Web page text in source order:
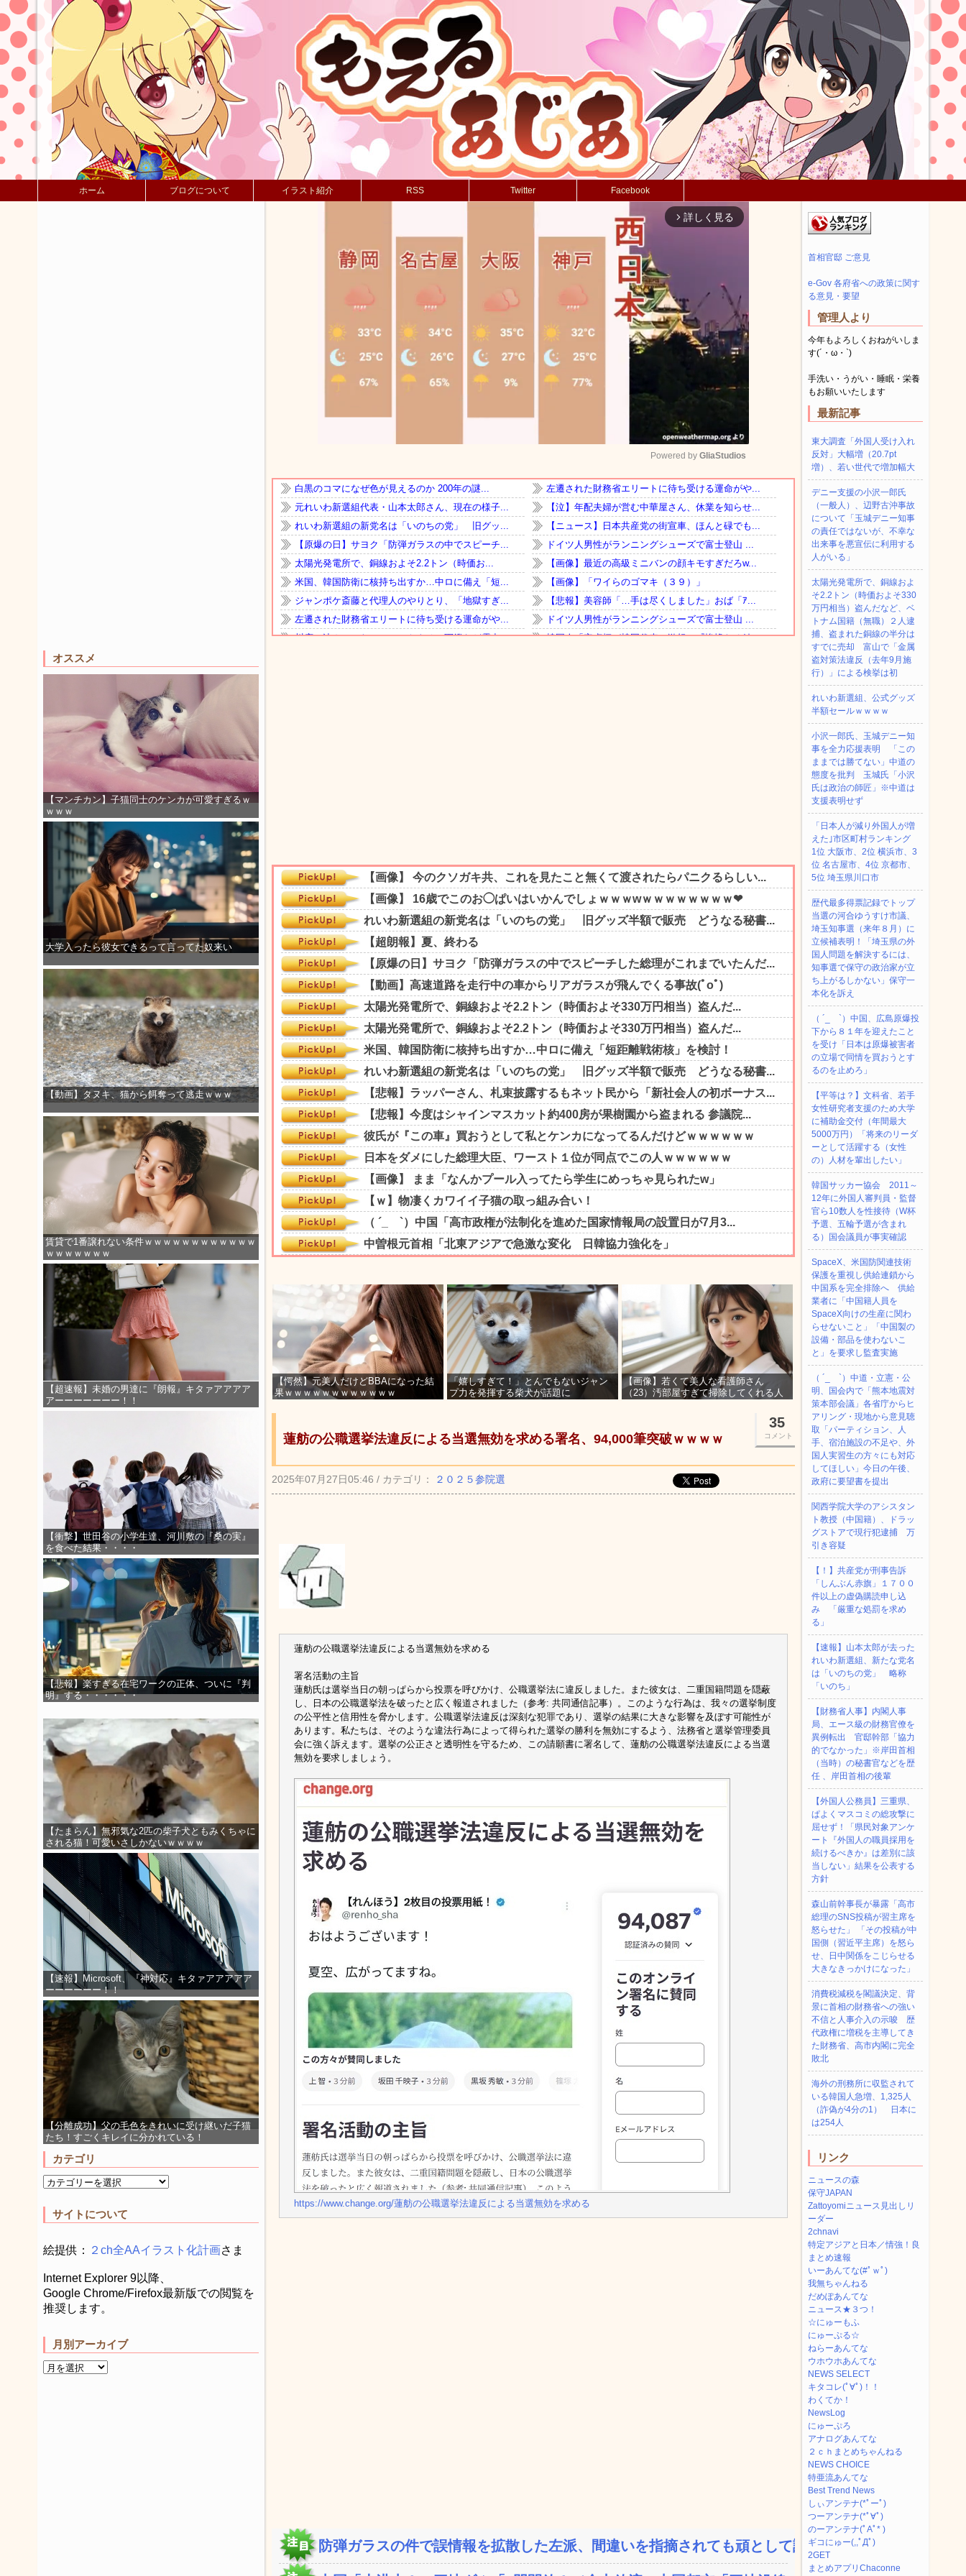
ホーム ブログについて イラスト紹介 RSS Twitter Facebook
オススメ
【マンチカン】子猫同士のケンカが可愛すぎるｗ
ｗｗｗ
大学入ったら彼女できるって言ってた奴来い
【動画】タヌキ、猫から餌奪って逃走ｗｗｗ
賃貸で1番譲れない条件ｗｗｗｗｗｗｗｗｗｗｗｗ
ｗｗｗｗｗｗｗ
【超速報】未婚の男達に『朗報』キタァアアアア
アーーーーーーー！！
【衝撃】世田谷の小学生達、河川敷の『桑の実』
を食べた結果・・・・
【悲報】楽すぎる在宅ワークの正体、ついに『判
明』する・・・・・・
【たまらん】無邪気な2匹の柴子犬ともみくちゃに
される猫！可愛いさしかないｗｗｗｗ
【速報】Microsoft、『神対応』キタァアアアアア
ーーーーーー！！
【分離成功】父の毛色をきれいに受け継いだ子猫
たち！すごくキレイに分かれている！
カテゴリ
サイトについて
絵提供： ２ch全AAイラスト化計画さま
Internet Explorer 9以降、
Google Chrome/Firefox最新版での閲覧を
推奨します。
月別アーカイブ
arrow_forward_ios 詳しく見る
Mute
Powered by GliaStudios
【愕然】元美人だけどBBAになった結
果ｗｗｗｗｗｗｗｗｗｗｗｗ
「嬉しすぎて！」とんでもないジャン
プ力を発揮する柴犬が話題に
【画像】若くて美人な看護師さん
（23）汚部屋すぎて掃除してくれる人
35
コメント
蓮舫の公職選挙法違反による当選無効を求める署名、94,000筆突破ｗｗｗｗ
2025年07月27日05:46 / カテゴリ： ２０２５参院選
蓮舫の公職選挙法違反による当選無効を求める
署名活動の主旨
蓮舫氏は選挙当日の朝っぱらから投票を呼びかけ、公職選挙法に違反しました。また彼女は、二重国籍問題を隠蔽
し、日本の公職選挙法を破ったと広く報道されました（参考: 共同通信記事）。このような行為は、我々の選挙制度
の公平性と信用性を脅かします。公職選挙法違反は深刻な犯罪であり、選挙の結果に大きな影響を及ぼす可能性が
あります。私たちは、そのような違法行為によって得られた選挙の勝利を無効にするよう、法務省と選挙管理委員
会に強く訴えます。選挙の公正さと透明性を守るため、この請願書に署名して、蓮舫の公職選挙法違反による当選
無効を要求しましょう。
https://www.change.org/蓮舫の公職選挙法違反による当選無効を求める
防弾ガラスの件で誤情報を拡散した左派、間違いを指摘されても頑として認め...
首相官邸 ご意見
e-Gov 各府省への政策に関す
る意見・要望
管理人より
今年もよろしくおねがいしま
す(´・ω・`)
手洗い・うがい・睡眠・栄養
もお願いいたします
最新記事
東大調査「外国人受け入れ
反対」大幅増（20.7pt
増）、若い世代で増加幅大
デニー支援の小沢一郎氏
（一般人）、辺野古沖事故
について「玉城デニー知事
の責任ではないが、不幸な
出来事を悪宣伝に利用する
人がいる」
太陽光発電所で、銅線およ
そ2.2トン（時価およそ330
万円相当）盗んだなど、ベ
トナム国籍（無職）２人逮
捕、盗まれた銅線の半分は
すでに売却 富山で「金属
盗対策法違反（去年9月施
行）」による検挙は初
れいわ新選組、公式グッズ
半額セールｗｗｗｗ
小沢一郎氏、玉城デニー知
事を全力応援表明 「この
ままでは勝てない」中道の
態度を批判 玉城氏「小沢
氏は政治の師匠」※中道は
支援表明せず
「日本人が減り外国人が増
えた｣市区町村ランキング
1位 大阪市、2位 横浜市、3
位 名古屋市、4位 京都市、
5位 埼玉県川口市
歴代最多得票記録でトップ
当選の河合ゆうすけ市議、
埼玉知事選（来年８月）に
立候補表明！「埼玉県の外
国人問題を解決するには、
知事選で保守の政治家が立
ち上がるしかない」保守一
本化を訴え
（ ´_ゝ`）中国、広島原爆投
下から８１年を迎えたこと
を受け「日本は原爆被害者
の立場で同情を買おうとす
るのを止めろ」
【平等は？】文科省、若手
女性研究者支援のため大学
に補助金交付（年間最大
5000万円）「将来のリーダ
ーとして活躍する（女性
の）人材を輩出したい」
韓国サッカー協会 2011～
12年に外国人審判員・監督
官ら10数人を性接待（W杯
予選、五輪予選が含まれ
る）国会議員が事実確認
SpaceX、米国防関連技術
保護を重視し供給連鎖から
中国系を完全排除へ 供給
業者に「中国籍人員を
SpaceX向けの生産に関わ
らせないこと」「中国製の
設備・部品を使わないこ
と」を要求し監査実施
（ ´_ゝ`）中道・立憲・公
明、国会内で「熊本地震対
策本部会議」各省庁からヒ
アリング・現地から意見聴
取「パーティション、人
手、宿泊施設の不足や、外
国人実習生の方々にも対応
してほしい」今日の午後、
政府に要望書を提出
関西学院大学のアシスタン
ト教授（中国籍）、ドラッ
グストアで現行犯逮捕 万
引き容疑
【！】共産党が刑事告訴
「しんぶん赤旗」１７００
件以上の虚偽購読申し込
み 「厳重な処罰を求め
る」
【速報】山本太郎が去った
れいわ新選組、新たな党名
は「いのちの党」 略称
「いのち」
【財務省人事】内閣人事
局、エース級の財務官僚を
異例転出 官邸幹部「協力
的でなかった」※岸田首相
（当時）の秘書官などを歴
任 、岸田首相の後輩
【外国人公務員】三重県、
ぱよくマスコミの総攻撃に
屈せず！「県民対象アンケ
ート『外国人の職員採用を
続けるべきか』は差別に該
当しない」結果を公表する
方針
森山前幹事長が暴露「高市
総理のSNS投稿が習主席を
怒らせた」 「その投稿が中
国側（習近平主席）を怒ら
せ、日中関係をこじらせる
大きなきっかけになった」
消費税減税を閣議決定、背
景に首相の財務省への強い
不信と人事介入の示唆 歴
代政権に増税を主導してき
た財務省、高市内閣に完全
敗北
海外の刑務所に収監されて
いる韓国人急増、1,325人
（詐偽が4分の1） 日本に
は254人
リンク
ニュースの森
保守JAPAN
Zattoyomiニュース見出しリ
ーダー
2chnavi
特定アジアと日本／情強！良
まとめ速報
いーあんてな(#ﾟｗﾟ)
我無ちゃんねる
だめぽあんてな
ニュース★３つ！
☆にゅーもふ
にゅーぷる☆
ねらーあんてな
ウホウホあんてな
NEWS SELECT
キタコレ(ﾟ∀ﾟ)！！
わくてか！
NewsLog
にゅーぷろ
アナログあんてな
２ｃｈまとめちゃんねる
NEWS CHOICE
特亜流あんてな
Best Trend News
しぃアンテナ(*ﾟーﾟ)
つーアンテナ(*ﾟ∀ﾟ)
のーアンテナ(ﾟAﾟ* )
ギコにゅー(,,ﾟДﾟ)
2GET
まとめアプリChaconne